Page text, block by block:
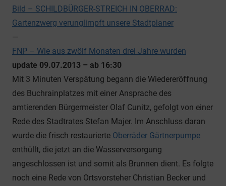
Bild – SCHILDBÜRGER-STREICH IN OBERRAD:
Gartenzwerg verunglimpft unsere Stadtplaner
—
FNP – Wie aus zwölf Monaten drei Jahre wurden
update 09.07.2013 – ab 16:30
Mit 3 Minuten Verspätung begann die Wiedereröffnung
des Buchrainplatzes mit einer Ansprache des
amtierenden Bürgermeister Olaf Cunitz, gefolgt von einer
Rede des Stadtrates Stefan Majer. Im Anschluss daran
wurde die frisch restaurierte Oberräder Gärtnerpumpe
enthüllt, die jetzt an die Wasserversorgung
angeschlossen ist und somit als Brunnen dient. Es folgte
noch eine Rede von Ortsvorsteher Christian Becker und